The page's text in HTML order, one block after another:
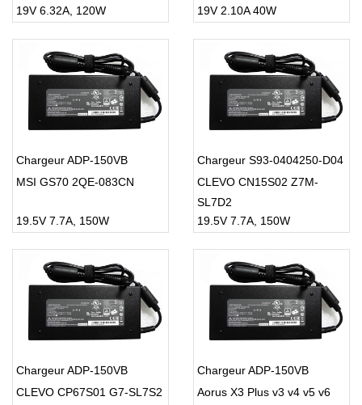
DP700A3B AIO
19V 6.32A, 120W 19V 2.10A 40W
Chargeur ADP-150VB
MSI GS70 2QE-083CN
19.5V 7.7A, 150W
Chargeur S93-0404250-D04
CLEVO CN15S02 Z7M-
SL7D2
19.5V 7.7A, 150W
Chargeur ADP-150VB
CLEVO CP67S01 G7-SL7S2
Chargeur ADP-150VB
Aorus X3 Plus v3 v4 v5 v6